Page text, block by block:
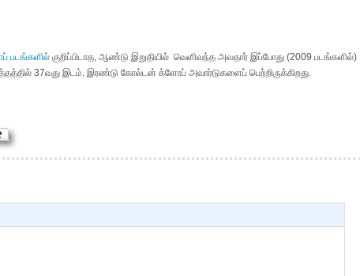
படங்களில்குறிப்பிடாத, ஆண்டு இறுதியில் வெளிவந்த அவதார் இப்போது (2009 படங்களில்)
37வது இடம். இரண்டு கோல்டன் க்ளோப் அவார்டுகளைப் பெற்றிருக்கிறது.